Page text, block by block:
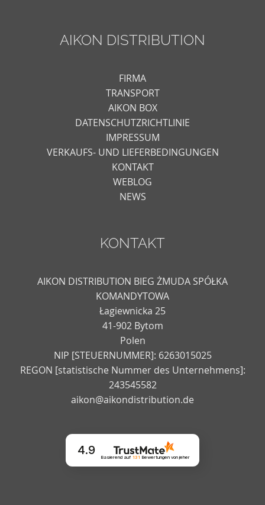
AIKON DISTRIBUTION
FIRMA
TRANSPORT
AIKON BOX
DATENSCHUTZRICHTLINIE
IMPRESSUM
VERKAUFS- UND LIEFERBEDINGUNGEN
KONTAKT
WEBLOG
NEWS
KONTAKT
AIKON DISTRIBUTION BIEG ŻMUDA SPÓŁKA
KOMANDYTOWA
Łagiewnicka 25
41-902 Bytom
Polen
NIP [STEUERNUMMER]: 6263015025
REGON [statistische Nummer des Unternehmens]:
243545582
aikon@aikondistribution.de
4.9
Basierend auf 131 Bewertungenvon jeher